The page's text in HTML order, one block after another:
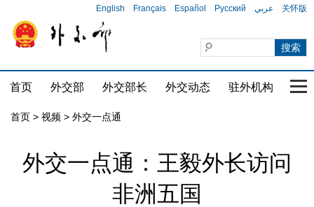
English Français Español Русский عربي 关怀版
首页 外交部 外交部长 外交动态 驻外机构 国
首页 > 视频 > 外交一点通
外交一点通：王毅外长访问
非洲五国